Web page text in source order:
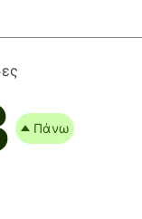
Πάνω